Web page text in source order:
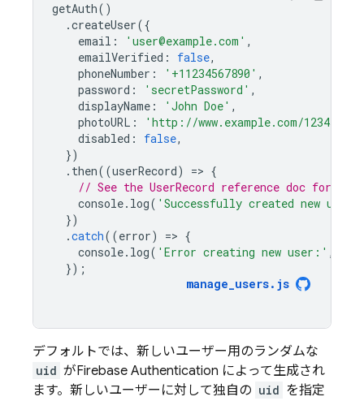
getAuth()
.createUser({
email : 'user@example.com' ,
emailVerified : false,
phoneNumber : '+11234567890' ,
password : 'secretPassword' ,
displayName : 'John Doe' ,
photoURL :
'http://www.example.com/
disabled : false,
})
. then((userRecord) => {
// See the UserRecord reference doc for the
console. log( 'Successfully created new
})
.catch((error) => {
console. log( 'Error creating new user:' ,
});
manage_users. js
デフォルトでは、新しいユーザー用のランダムな
uid がFirebase Authentication によって生成され
ます。新しいユーザーに対して独自の uid を指定